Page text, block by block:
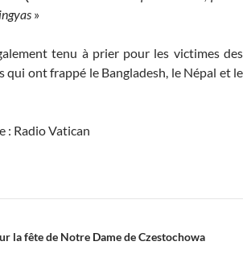
»
tenu à prier pour les victimes des
qui ont frappé le Bangladesh, le Népal et le
: Radio Vatican
la fête de Notre Dame de Czestochowa